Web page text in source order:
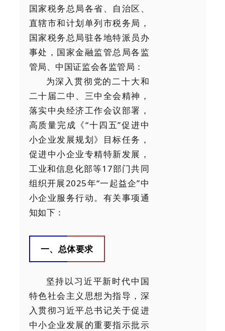
国家税务总局各省、自治区、
直辖市和计划单列市税务局，
国家税务总局驻各地特派员办
事处，国家金融监管总局各监
管局、中国证监会各监管局：
为深入贯彻党的二十大和
二十届二中、三中全会精神，
落实中央经济工作会议部署，
高质量完成《“十四五”促进中
小企业发展规划》目标任务，
促进中小企业专精特新发展，
工业和信息化部等17部门共同
组织开展2025年“一起益企”中
小企业服务行动。有关事项通
知如下：
一、总体要求
坚持以习近平新时代中国
特色社会主义思想为指导，深
入贯彻习近平总书记关于促进
中小企业发展的重要指示批示